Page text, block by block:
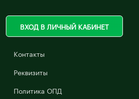
ВХОД В ЛИЧНЫЙ КАБИНЕТ
Контакты
Реквизиты
Политика ОПД